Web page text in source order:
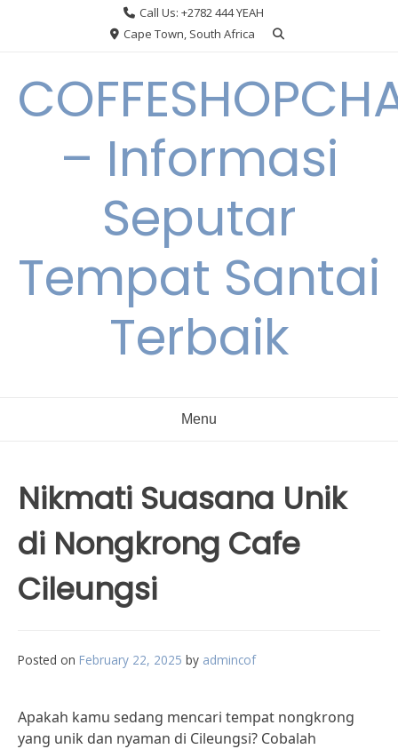
Call Us: +2782 444 YEAH
Cape Town, South Africa
– Informasi
Seputar
Tempat Santai
Terbaik
Menu
Nikmati Suasana Unik
di Nongkrong Cafe
Cileungsi
Posted on February 22, 2025 by admincof
Apakah kamu sedang mencari tempat nongkrong
yang unik dan nyaman di Cileungsi? Cobalah